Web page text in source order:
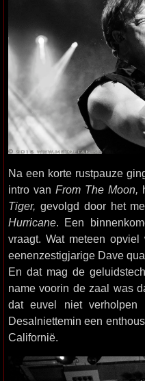
Na een korte rustpauze
intro van From The Moon,
Tiger, gevolgd door het
Hurricane . Een
vraagt. Wat meteen
eenenzestigjarige Dave
En dat mag de
name voorin de zaal was
dat euvel niet
Desalniettemin een
Californië.